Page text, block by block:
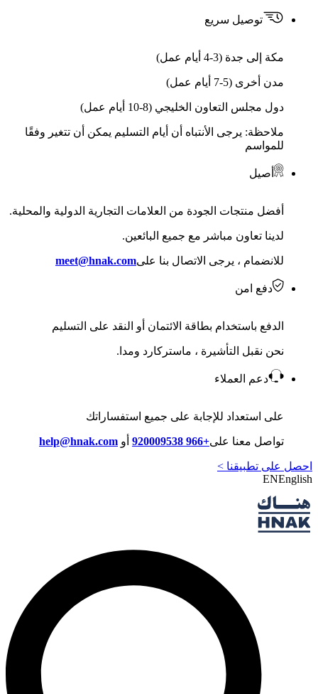
توصيل سريع
مكة إلى جدة (3-4 أيام عمل)
مدن أخرى (5-7 أيام عمل)
دول مجلس التعاون الخليجي (8-10 أيام عمل)
ملاحظة: يرجى الأنتباه أن أيام التسليم يمكن أن تتغير وفقًا
للمواسم
أصيل
أفضل منتجات الجودة من العلامات التجارية الدولية والمحلية.
لدينا تعاون مباشر مع جميع البائعين.
للانضمام ، يرجى الاتصال بنا علىmeet@hnak.com
دفع امن
الدفع باستخدام بطاقة الائتمان أو النقد على التسليم
نحن نقبل التأشيرة ، ماستركارد ومدا.
دعم العملاء
على استعداد للإجابة على جميع استفساراتك
تواصل معنا على+966 920009538 أو help@hnak.com
احصل على تطبيقنا >
ENEnglish